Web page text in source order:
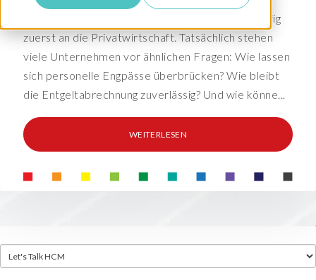
Wer über Payroll Outsourcing spricht, denkt häufig
zuerst an die Privatwirtschaft. Tatsächlich stehen
viele Unternehmen vor ähnlichen Fragen: Wie lassen
sich personelle Engpässe überbrücken? Wie bleibt
die Entgeltabrechnung zuverlässig? Und wie könne...
WEITERLESEN